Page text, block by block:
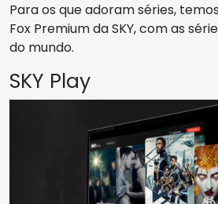
Para os que adoram séries,
Fox Premium da SKY, com as
do mundo.
SKY Play